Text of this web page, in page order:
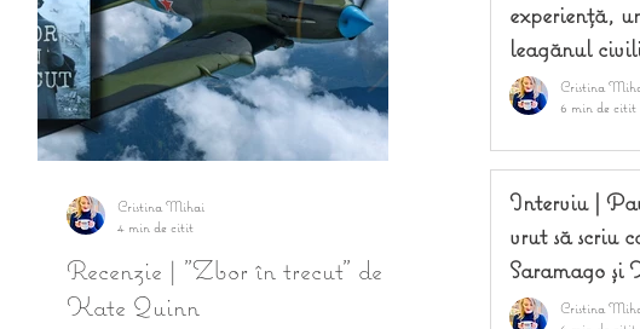
Recenzie | "Zbor în trecut" de
Kate Quinn
Cristina Mihai
4 min de citit
experiență,
leagănul
Cristina
6 min de citit
Interviu |
vrut să scriu
Saramago
Cristina